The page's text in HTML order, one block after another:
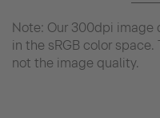
Note: Our 300dpi image
in the sRGB color
not the image quality.